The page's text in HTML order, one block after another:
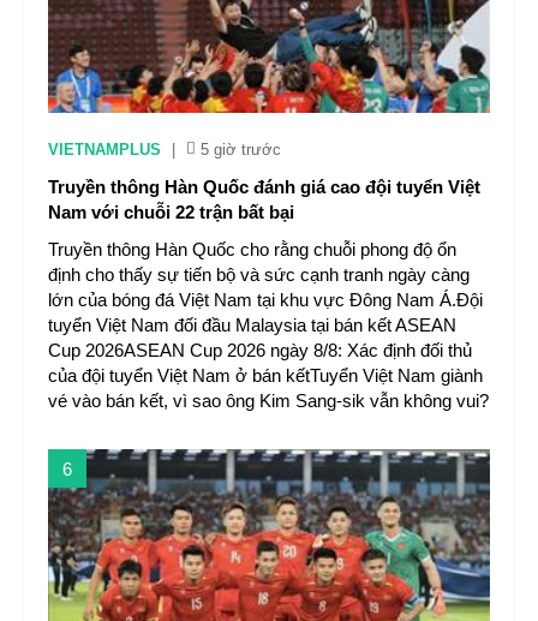
VIETNAMPLUS 5 giờ trước
Truyền thông Hàn Quốc đánh giá cao đội tuyển Việt
Nam với chuỗi 22 trận bất bại
Truyền thông Hàn Quốc cho rằng chuỗi phong độ ổn
định cho thấy sự tiến bộ và sức cạnh tranh ngày càng
lớn của bóng đá Việt Nam tại khu vực Đông Nam Á.Đội
tuyển Việt Nam đối đầu Malaysia tại bán kết ASEAN
Cup 2026ASEAN Cup 2026 ngày 8/8: Xác định đối thủ
của đội tuyển Việt Nam ở bán kếtTuyển Việt Nam giành
vé vào bán kết, vì sao ông Kim Sang-sik vẫn không vui?
6